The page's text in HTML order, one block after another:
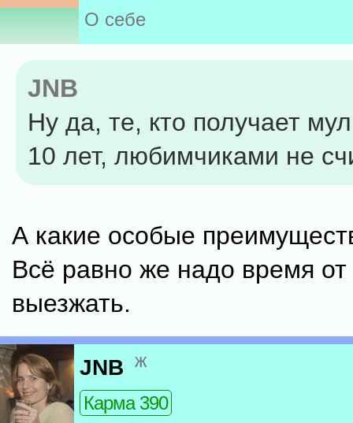
О себе
JNB
Ну да, те, кто получает
10 лет, любимчиками не
А какие особые
Всё равно же надо время
выезжать.
JNB ж
Карма 390